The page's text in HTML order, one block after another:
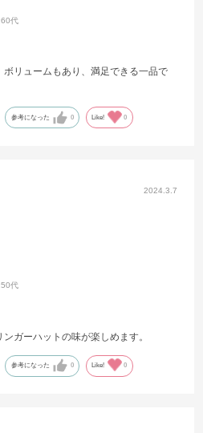
60代
リュームもあり、満足できる一品で
参考になった 0 Like! 0
2024.3.7
50代
ガーハットの味が楽しめます。
参考になった 0 Like! 0